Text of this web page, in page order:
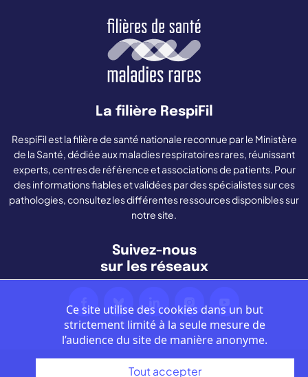
La filière RespiFil
RespiFil est la filière de santé nationale reconnue par le Ministère
de la Santé, dédiée aux maladies respiratoires rares, réunissant
experts, centres de référence et associations de patients. Pour
des informations fiables et validées par des spécialistes sur ces
pathologies, consultez les différentes ressources disponibles sur
notre site.
Suivez-nous
sur les réseaux
Ce site utilise des cookies dans un but
strictement limité à la seule mesure de
l’audience du site de manière anonyme.
Tout accepter